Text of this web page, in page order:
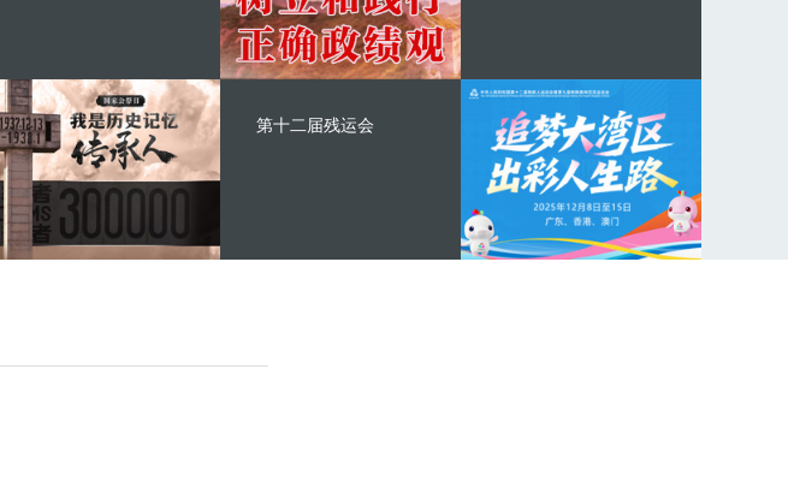
第十二届残运会